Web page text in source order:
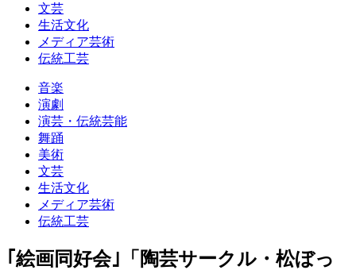
文芸
生活文化
メディア芸術
伝統工芸
音楽
演劇
演芸・伝統芸能
舞踊
美術
文芸
生活文化
メディア芸術
伝統工芸
｢絵画同好会｣「陶芸サークル・松ぼっ